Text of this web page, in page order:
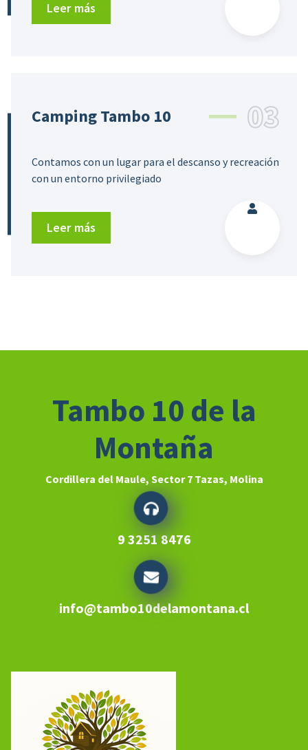
Leer más
Camping Tambo 10 03
Contamos con un lugar para el descanso y recreación
con un entorno privilegiado
Leer más
Tambo 10 de la
Montaña
Cordillera del Maule, Sector 7 Tazas, Molina
9 3251 8476
info@tambo10delamontana.cl